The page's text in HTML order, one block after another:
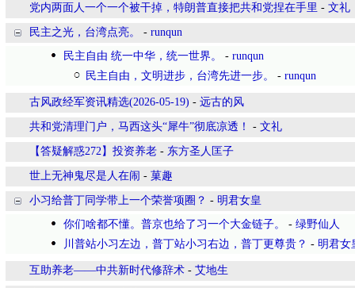
党内两面人一个一个被干掉，特朗普直接把共和党捏在手里 - 文礼
民主之光，台湾点亮。 - runqun
民主自由 统一中华，统一世界。
- runqun
民主自由，文明进步，台湾先进一步。
- runqun
古风政经军资讯精选(2026-05-19) - 远古的风
共和党清理门户，马西这头“犀牛”彻底凉透！ - 文礼
【答疑解惑272】投资养老 - 东方圣人匡子
世上无神鬼尽是人在闹 - 菓趣
小习给普丁同学带上一个荣誉项圈？ - 明君女皇
你们啥都不懂。普京也给了习一个大金链子。
- 绿野仙人
川普站小习左边，普丁站小习右边，普丁更尊贵？ - 明君女
互助养老——中共新时代修辞术 - 艾地生